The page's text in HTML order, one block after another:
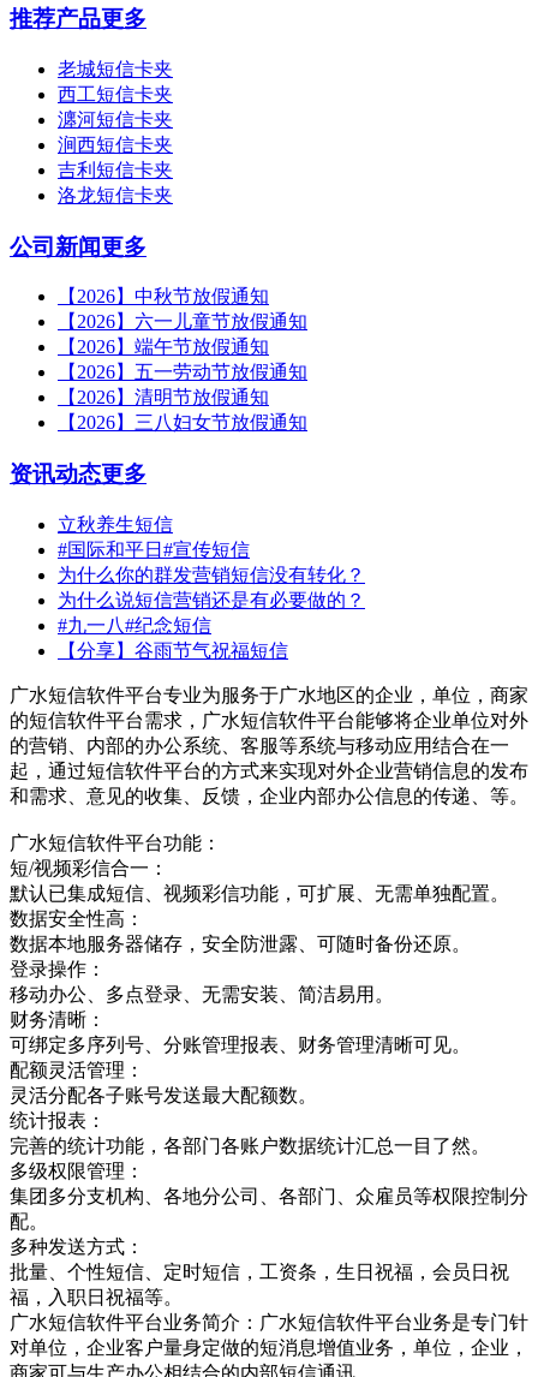
推荐产品更多
老城短信卡夹
西工短信卡夹
瀍河短信卡夹
涧西短信卡夹
吉利短信卡夹
洛龙短信卡夹
公司新闻更多
【2026】中秋节放假通知
【2026】六一儿童节放假通知
【2026】端午节放假通知
【2026】五一劳动节放假通知
【2026】清明节放假通知
【2026】三八妇女节放假通知
资讯动态更多
立秋养生短信
#国际和平日#宣传短信
为什么你的群发营销短信没有转化？
为什么说短信营销还是有必要做的？
#九一八#纪念短信
【分享】谷雨节气祝福短信
广水短信软件平台专业为服务于广水地区的企业，单位，商家
的短信软件平台需求，广水短信软件平台能够将企业单位对外
的营销、内部的办公系统、客服等系统与移动应用结合在一
起，通过短信软件平台的方式来实现对外企业营销信息的发布
和需求、意见的收集、反馈，企业内部办公信息的传递、等。
广水短信软件平台功能：
短/视频彩信合一：
默认已集成短信、视频彩信功能，可扩展、无需单独配置。
数据安全性高：
数据本地服务器储存，安全防泄露、可随时备份还原。
登录操作：
移动办公、多点登录、无需安装、简洁易用。
财务清晰：
可绑定多序列号、分账管理报表、财务管理清晰可见。
配额灵活管理：
灵活分配各子账号发送最大配额数。
统计报表：
完善的统计功能，各部门各账户数据统计汇总一目了然。
多级权限管理：
集团多分支机构、各地分公司、各部门、众雇员等权限控制分
配。
多种发送方式：
批量、个性短信、定时短信，工资条，生日祝福，会员日祝
福，入职日祝福等。
广水短信软件平台业务简介：广水短信软件平台业务是专门针
对单位，企业客户量身定做的短消息增值业务，单位，企业，
商家可与生产办公相结合的内部短信通讯，